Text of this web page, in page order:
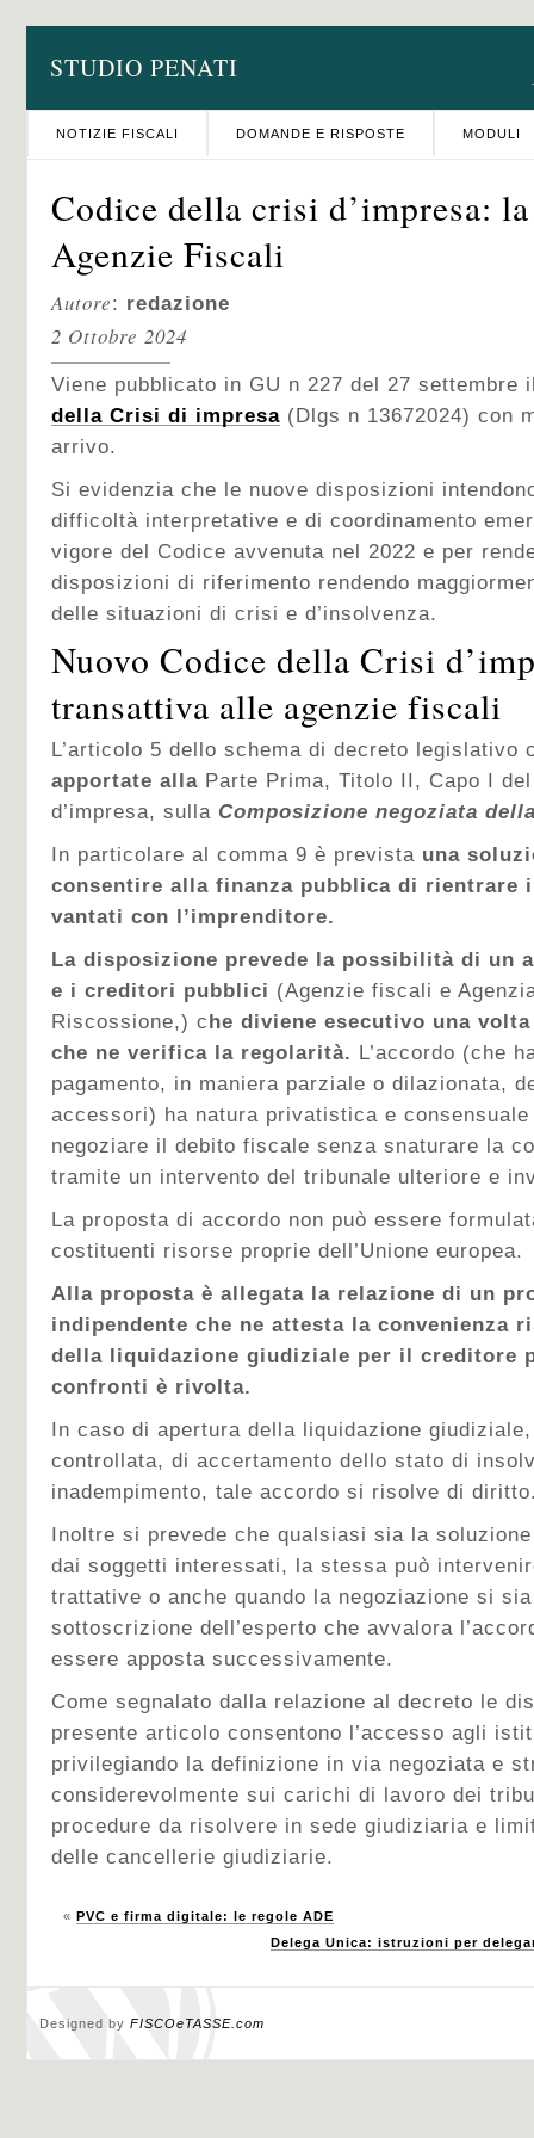
STUDIO PENATI
NOTIZIE FISCALI DOMANDE E RISPOSTE MODULI
Codice della crisi d’impresa:
Agenzie Fiscali
Autore: redazione
2 Ottobre 2024
Viene pubblicato in GU n 227 del 27 settembre
della Crisi di impresa (Dlgs n 13672024) con
arrivo.
Si evidenzia che le nuove disposizioni
difficoltà interpretative e di coordinamento
vigore del Codice avvenuta nel 2022 e per
disposizioni di riferimento rendendo
delle situazioni di crisi e d’insolvenza.
Nuovo Codice della Crisi
transattiva alle agenzie fiscali
L’articolo 5 dello schema di decreto legislativo
apportate alla Parte Prima, Titolo II, Capo I
d’impresa, sulla Composizione negoziata
In particolare al comma 9 è prevista una
consentire alla finanza pubblica di rientrare
vantati con l’imprenditore.
La disposizione prevede la possibilità di un
e i creditori pubblici (Agenzie fiscali e
Riscossione,) che diviene esecutivo una
che ne verifica la regolarità. L’accordo (che
pagamento, in maniera parziale o dilazionata,
accessori) ha natura privatistica e consensuale
negoziare il debito fiscale senza snaturare la
tramite un intervento del tribunale ulteriore e
La proposta di accordo non può essere
costituenti risorse proprie dell’Unione europea.
Alla proposta è allegata la relazione di un
indipendente che ne attesta la convenienza
della liquidazione giudiziale per il creditore
confronti è rivolta.
In caso di apertura della liquidazione
controllata, di accertamento dello stato di
inadempimento, tale accordo si risolve di
Inoltre si prevede che qualsiasi sia la
dai soggetti interessati, la stessa può
trattative o anche quando la negoziazione si
sottoscrizione dell’esperto che avvalora
essere apposta successivamente.
Come segnalato dalla relazione al decreto le
presente articolo consentono l’accesso agli
privilegiando la definizione in via negoziata e
considerevolmente sui carichi di lavoro dei
procedure da risolvere in sede giudiziaria e
delle cancellerie giudiziarie.
« PVC e firma digitale: le regole ADE
Delega Unica: istruzioni per
Designed by FISCOeTASSE.com